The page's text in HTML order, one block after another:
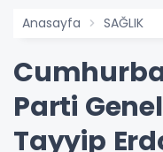
Anasayfa SAĞLIK
Parti
Tayyip